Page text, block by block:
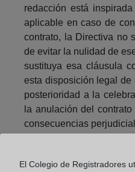
redacción está
aplicable en caso de
contrato, la Directiva no
de evitar la nulidad de
sustituya esa cláusula
esta disposición legal de
posterioridad a la
la anulación del
consecuencias
por un lado, la
El Colegio de Registradores